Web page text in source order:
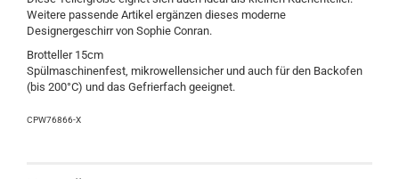
Weitere passende Artikel ergänzen dieses moderne
Designergeschirr von Sophie Conran.
Brotteller 15cm
Spülmaschinenfest, mikrowellensicher und auch für den Backofen
(bis 200°C) und das Gefrierfach geeignet.
CPW76866-X